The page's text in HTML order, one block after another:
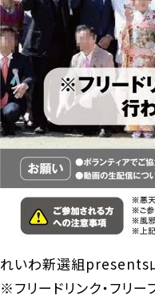
れいわ新選組presents
※フリードリンク・フリ